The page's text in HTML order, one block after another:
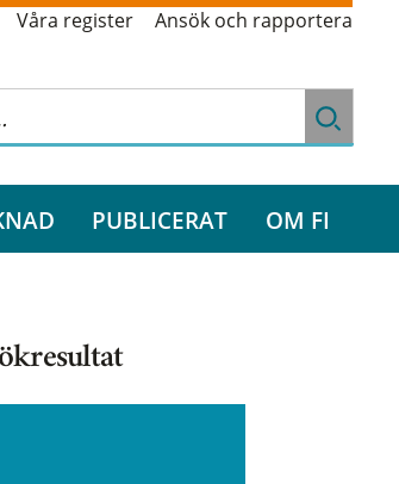
Våra register Ansök och rapportera
PUBLICERAT OM FI